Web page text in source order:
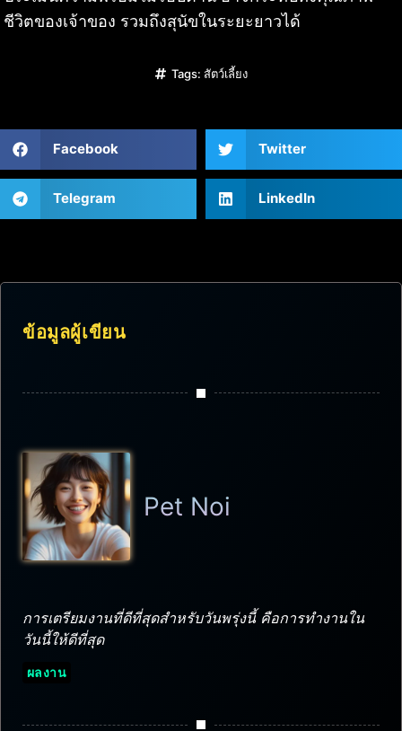
ชีวิตของเจ้าของ รวมถึงสุนัขในระยะยาวได้
Tags: สัตว์เลี้ยง
Facebook Twitter
Telegram LinkedIn
ข้อมูลผู้เขียน
Pet Noi
การเตรียมงานที่ดีที่สุดสำหรับวันพรุ่งนี้ คือการทำงานใน
วันนี้ให้ดีที่สุด
ผลงาน